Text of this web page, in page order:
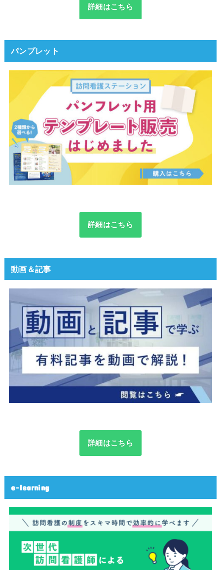
詳細はこちら
パンプレット
詳細はこちら
動画＆記事
詳細はこちら
e-learning